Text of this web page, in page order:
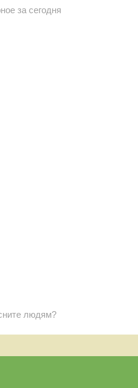
за сегодня
людям?